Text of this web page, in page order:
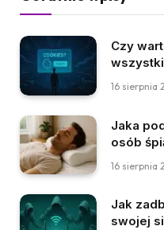
Czy
16 sierpnia
Jaka
osób
16 sierpnia
Jak
swojej